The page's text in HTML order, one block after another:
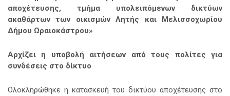
αποχέτευσης, τμήμα υπολειπόμενων δικτύων
ακαθάρτων των οικισμών Λητής και Μελισσοχωρίου
Δήμου Ωραιοκάστρου»
Αρχίζει η υποβολή αιτήσεων από τους πολίτες για
συνδέσεις στο δίκτυο
Ολοκληρώθηκε η κατασκευή του δικτύου αποχέτευσης στο